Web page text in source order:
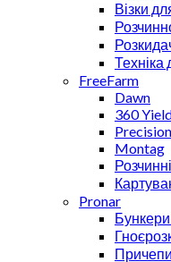
Візки
Техніка
FreeFarm
Dawn
360
Montag
Pronar
Причепи